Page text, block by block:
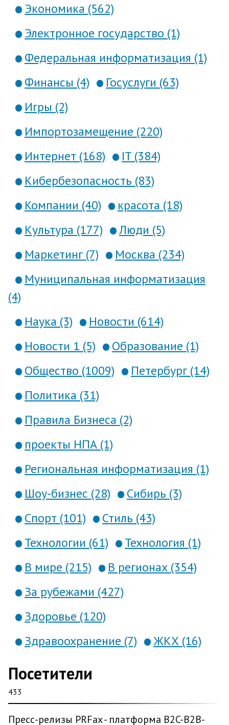
Экономика (562)
Электронное государство (1)
Федеральная информатизация (1)
Финансы (4)
Госуслуги (63)
Игры (2)
Импортозамещение (220)
Интернет (168)
IT (384)
Кибербезопасность (83)
Компании (40)
красота (18)
Культура (177)
Люди (5)
Маркетинг (7)
Москва (234)
Муниципальная информатизация
(4)
Наука (3)
Новости (614)
Новости 1 (5)
Образование (1)
Общество (1009)
Петербург (14)
Политика (31)
Правила Бизнеса (2)
проекты НПА (1)
Региональная информатизация (1)
Шоу-бизнес (28)
Сибирь (3)
Спорт (101)
Стиль (43)
Технологии (61)
Технология (1)
В мире (215)
В регионах (354)
За рубежами (427)
Здоровье (120)
Здравоохранение (7)
ЖКХ (16)
Посетители
433
Пресс-релизы PRFax - платформа B2C-B2B-